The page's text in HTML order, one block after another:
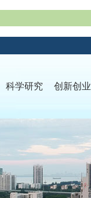
科学研究 创新创业